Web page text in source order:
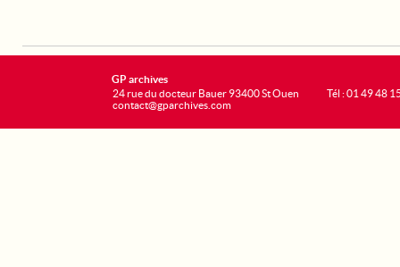
GP archives
24 rue du docteur Bauer 93400 St Ouen
contact@gparchives.com
Tél : 01 49 48